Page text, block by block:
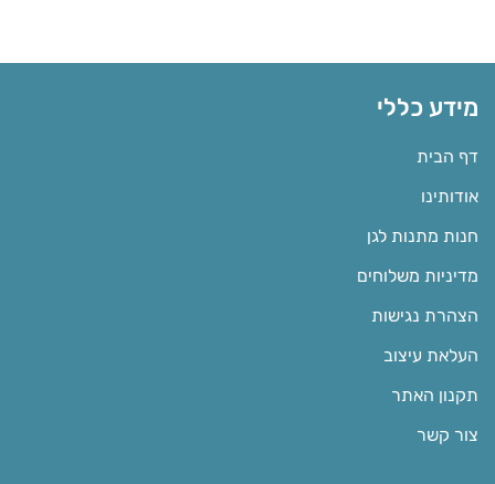
מידע כללי
דף הבית
אודותינו
חנות מתנות לגן
מדיניות משלוחים
הצהרת נגישות
העלאת עיצוב
תקנון האתר
צור קשר